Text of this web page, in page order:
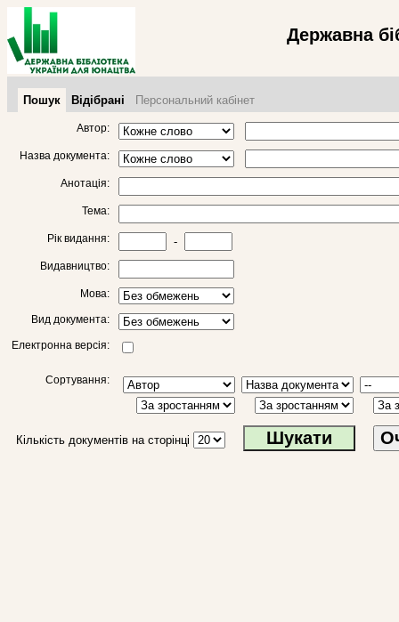
Державна
Пошук Відібрані Персональний кабінет
Автор:
Назва документа:
Анотація:
Тема:
Рік видання: -
Видавництво:
Мова:
Вид документа:
Електронна версія:
Сортування:
Кількість документів на сторінці